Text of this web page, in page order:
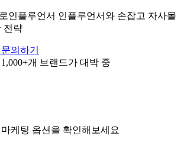
인플루언서 인플루언서와 손잡고 자사몰
전략
문의하기
1,000+개 브랜드가 대박 중
케팅 옵션을 확인해보세요